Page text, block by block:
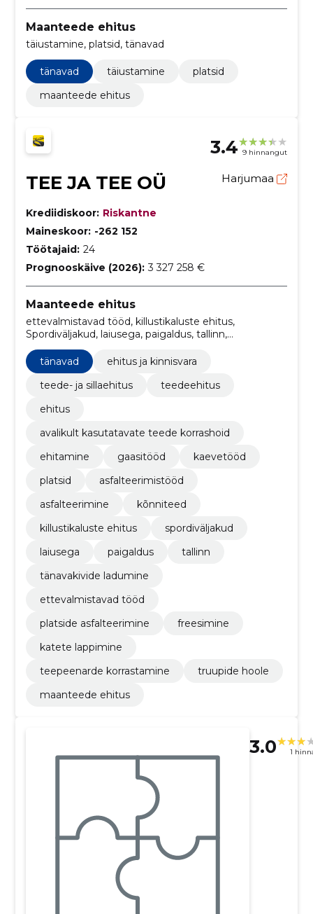
Maanteede ehitus
täiustamine, platsid, tänavad
tänavad täiustamine
platsid
maanteede ehitus
3.4 9 hinnangut
TEE JA TEE OÜ Harjumaa
Krediidiskoor: Riskantne
Maineskoor: -262 152
Töötajaid: 24
Prognooskäive (2026): 3 327 258 €
Maanteede ehitus
ettevalmistavad tööd, killustikaluste ehitus,
Spordiväljakud, laiusega, paigaldus, tallinn,
tänavakivide ladumine, Katete lappimine, Truupide
hoole, Teepeenarde korrastamine
tänavad
ehitus ja kinnisvara
teede- ja sillaehitus
teedeehitus
ehitus
avalikult kasutatavate teede korrashoid
ehitamine
gaasitööd
kaevetööd
platsid
asfalteerimistööd
asfalteerimine
kõnniteed
killustikaluste ehitus
spordiväljakud
laiusega
paigaldus
tallinn
tänavakivide ladumine
ettevalmistavad tööd
platside asfalteerimine
freesimine
katete lappimine
teepeenarde korrastamine
truupide hoole
maanteede ehitus
3.0 1